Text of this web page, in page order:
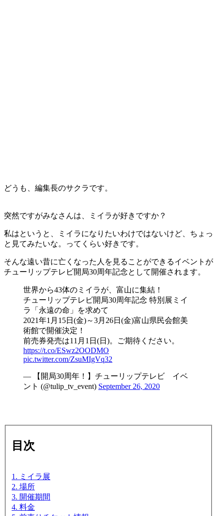
どうも、編集長のサクラです。
突然ですがみなさんは、ミイラが好きですか？
私はというと、ミイラになりたいわけではないけど、ちょっ
と見てみたいな。ってくらい好きです。
そんな遠い昔に亡くなった人を見ることができるイベントが
チューリップテレビ開局30周年記念として開催されます。
世界から43体のミイラが、富山に集結！
チューリップテレビ開局30周年記念 特別展ミイ
ラ「永遠の命」を求めて
2021年1月15日(金)～3月26日(金)富山県民会館美
術館で開催決定！
前売券発売は11月1日(日)。ご期待ください。
https://t.co/ESwz2OODMO
pic.twitter.com/ZsuMIgVq32
— 【開局30周年！】チューリップテレビ イベ
ント (@tulip_tv_event) September 26, 2020
目次
1. ミイラ展
2. 場所
3. 開催期間
4. 料金